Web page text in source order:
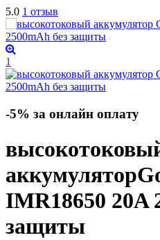
5.0 1 отзыв
1
-5% за онлайн оплату
аккумулятор
IMR18650 20A
защиты